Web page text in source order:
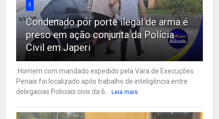
5
Condenado por porte ilegal de arma é
preso em ação conjunta da Polícia
Civil em Japeri
Homem com mandado expedido pela Vara de Execuções
Penais foi localizado após trabalho de inteligência entre
delegacias Policiais civis da 6...
Leia mais